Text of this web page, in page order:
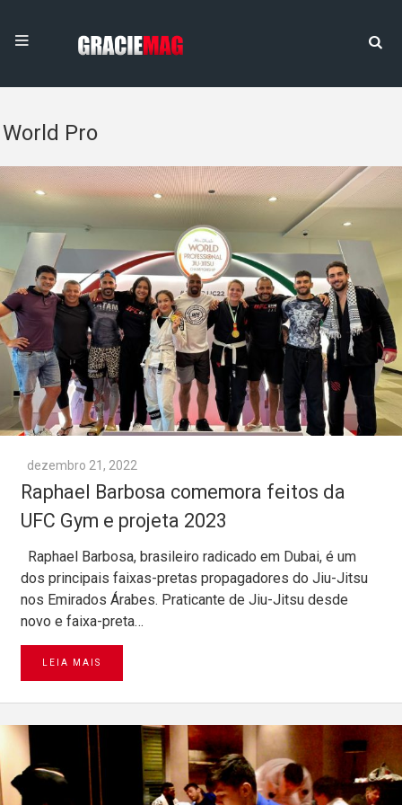
World Pro
dezembro 21, 2022
Raphael Barbosa comemora feitos da
UFC Gym e projeta 2023
Raphael Barbosa, brasileiro radicado em Dubai, é um
dos principais faixas-pretas propagadores do Jiu-Jitsu
nos Emirados Árabes. Praticante de Jiu-Jitsu desde
novo e faixa-preta…
LEIA MAIS